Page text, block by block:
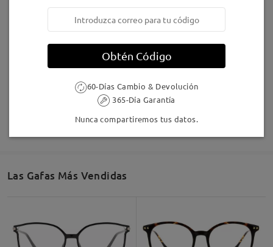
26,95 € S56377
Las Gafas Más Vendidas
Obtén Código
60-Días Cambio & Devolución
365-Día Garantía
Nunca compartiremos tus datos.